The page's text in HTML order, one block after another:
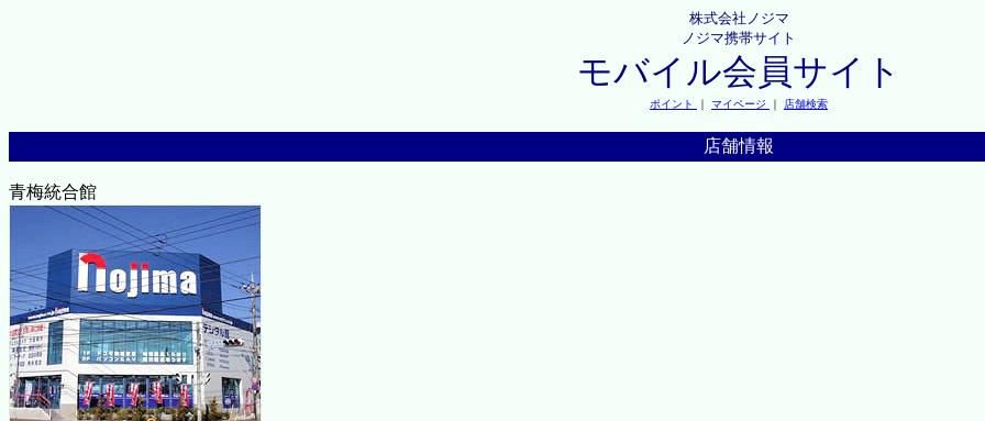
株式会社ノジマ
ノジマ携帯サイト
モバイル会員サイト
ポイント ｜ マイページ ｜ 店舗検索
店舗情報
青梅統合館